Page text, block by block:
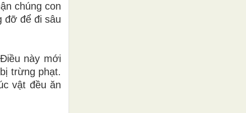
chúng con
đỡ để đi sâu
này mới
trừng phạt.
vật đều ăn